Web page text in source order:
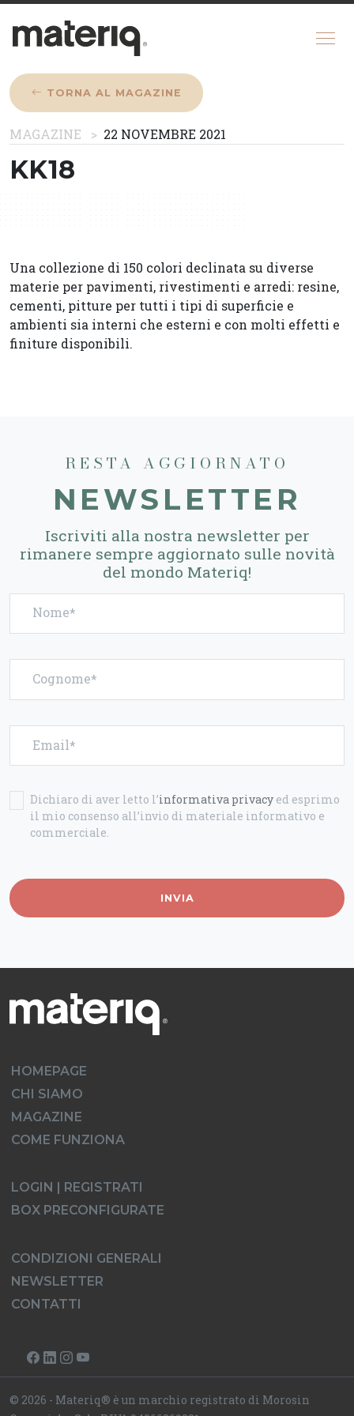
CHI SIAMO
MAGAZINE
COME FUNZIONA
TORNA AL MAGAZINE
MAGAZINE 22 NOVEMBRE 2021
KK18
Una collezione di 150 colori declinata su diverse
materie per pavimenti, rivestimenti e arredi: resine,
cementi, pitture per tutti i tipi di superficie e
ambienti sia interni che esterni e con molti effetti e
finiture disponibili.
RESTA AGGIORNATO
NEWSLETTER
Iscriviti alla nostra newsletter per
rimanere sempre aggiornato sulle novità
del mondo Materiq!
Nome
Cognome
Email
Dichiaro di aver letto l’informativa privacy ed esprimo
il mio consenso all’invio di materiale informativo e
commerciale.
INVIA
HOMEPAGE
CHI SIAMO
MAGAZINE
COME FUNZIONA
LOGIN | REGISTRATI
BOX PRECONFIGURATE
CONDIZIONI GENERALI
NEWSLETTER
CONTATTI
© 2026 - Materiq® è un marchio registrato di Morosin